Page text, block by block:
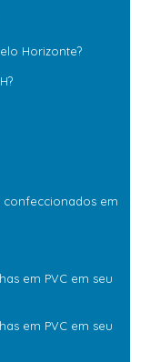
Horizonte?
confeccionados em
em PVC em seu
em PVC em seu